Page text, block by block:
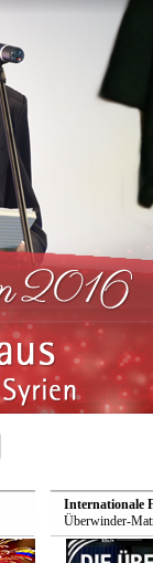
Internationale
Überwinder-